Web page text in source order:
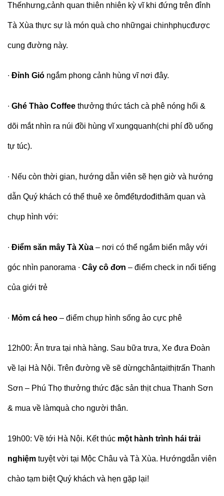
Thếnhưng,cảnh quan thiên nhiên kỳ vĩ khi đứng trên đỉnh
Tà Xùa thực sự là món quà cho nhữngai chinhphụcđược
cung đường này.
∙ Đỉnh Gió ngắm phong cảnh hùng vĩ nơi đây.
∙ Ghé Thào Coffee thưởng thức tách cà phê nóng hổi &
dõi mắt nhìn ra núi đồi hùng vĩ xungquanh(chi phí đồ uống
tự túc).
∙ Nếu còn thời gian, hướng dẫn viên sẽ hẹn giờ và hướng
dẫn Quý khách có thể thuê xe ômđểtựdođithăm quan và
chụp hình với:
∙ Điểm săn mây Tà Xùa – nơi có thể ngắm biển mây với
góc nhìn panorama ∙ Cây cô đơn – điểm check in nổi tiếng
của giới trẻ
∙ Mỏm cá heo – điểm chụp hình sống ảo cực phê
12h00: Ăn trưa tại nhà hàng. Sau bữa trưa, Xe đưa Đoàn
về lại Hà Nội. Trên đường về sẽ dừngchântạithịtrấn Thanh
Sơn – Phú Thọ thưởng thức đặc sản thịt chua Thanh Sơn
& mua về làmquà cho người thân.
19h00: Về tới Hà Nội. Kết thúc một hành trình hái trải
nghiệm tuyệt vời tại Mộc Châu và Tà Xùa. Hướngdẫn viên
chào tạm biệt Quý khách và hẹn gặp lại!